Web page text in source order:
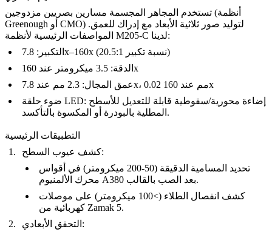
تستخدم المجاهر المجسمة مسارين بصريين مزدوجين (أنظمة
Greenough أو CMO) لتوليد صور ثلاثية الأبعاد مع إدراك للعمق.
المواصفات الرئيسية لأنظمة M205-C لدينا:
التكبير: 7.8x–160x (نسبة تكبير 20.5:1)
الدقة: 3.5 ميكرومتر عند 160x
عمق المجال: 2.3 مم عند 7.8x، 0.02 مم عند 160x
ضوء حلقة LED: إضاءة محورية/سقوطية قابلة للتعديل للأسطح
المطلية بالبودرة أو المكسوة بالتأكسد .
التطبيقات الرئيسية
كشف عيوب السطح:
تحديد المسامية الدقيقة (50-200 ميكرومتر) في أقواس
محرك الألمنيوم A380 بعد الصب بالقالب
.
كشف انفصال الطلاء (>100 ميكرومتر) على موصلات
Zamak 5.
التحقق الأبعادي: